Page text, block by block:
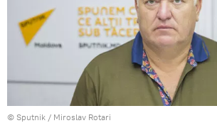
© Sputnik / Miroslav Rotari